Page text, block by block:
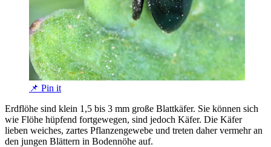
📌 Pin it
Erdflöhe sind klein 1,5 bis 3 mm große Blattkäfer. Sie können sich
wie Flöhe hüpfend fortgewegen, sind jedoch Käfer. Die Käfer
lieben weiches, zartes Pflanzengewebe und treten daher vermehr an
den jungen Blättern in Bodennöhe auf.